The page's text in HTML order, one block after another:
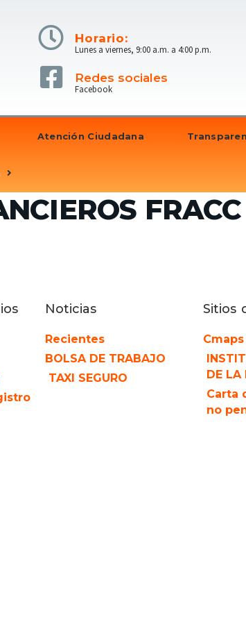
Horario:
Lunes a viernes, 9:00 a.m. a 4:00 p.m.
Redes sociales
Facebook
Atención Ciudadana
Noticias
Recientes
BOLSA DE TRABAJO
TAXI SEGURO
Sitios
Cmaps
DE LA
Carta
no